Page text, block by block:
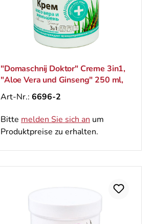
"Domaschnij Doktor" Creme 3in1,
"Aloe Vera und Ginseng" 250 ml,
Art-Nr.: 6696-2
Bitte melden Sie sich an um
Produktpreise zu erhalten.